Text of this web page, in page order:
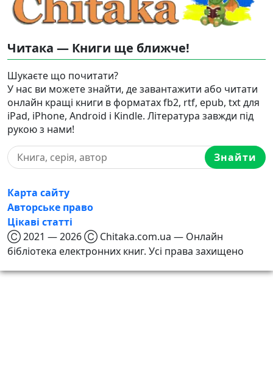
Читака — Книги ще ближче!
Шукаєте що почитати?
У нас ви можете знайти, де завантажити або читати
онлайн кращі книги в форматах fb2, rtf, epub, txt для
iPad, iPhone, Android і Kindle. Література завжди під
рукою з нами!
Знайти
Карта сайту
Авторське право
Цікаві статті
Ⓒ 2021 — 2026 Ⓒ Chitaka.com.ua — Онлайн
бібліотека електронних книг. Усі права захищено